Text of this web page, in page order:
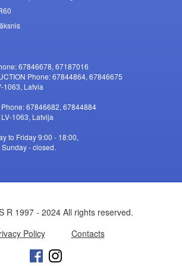
67846678, 67187016
Phone: 67844864, 67846675
1063, Latvia
Phone: 67846682, 67844884
1063, Latvija
to Friday 9:00 - 18:00,
- closed.
R 1997 - 2024 All rights reserved.
Policy
Contacts